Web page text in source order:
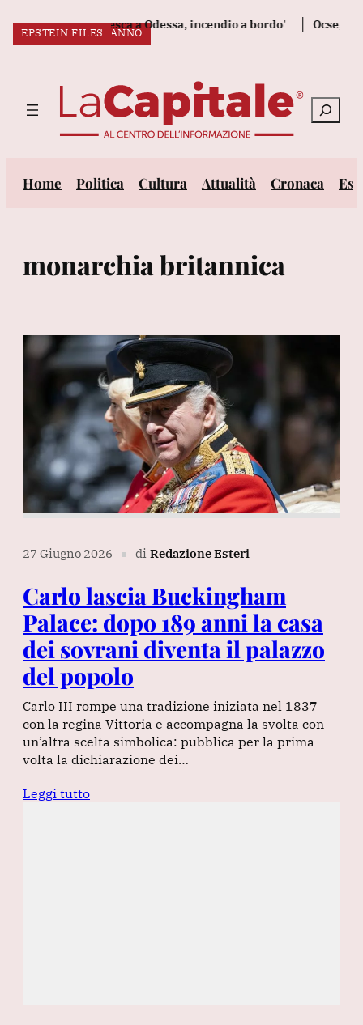
ULTIM’ORA:
cargo tedesca a Odessa, incendio a bordo' Ocse, la
Cerca
Home Politica Cultura Attualità Cronaca
monarchia britannica
CAMBIO CASA
27 Giugno 2026 ∎ di Redazione Esteri
Carlo lascia Buckingham
Palace: dopo 189 anni la casa
dei sovrani diventa il palazzo
del popolo
Carlo III rompe una tradizione iniziata nel 1837
con la regina Vittoria e accompagna la svolta con
un’altra scelta simbolica: pubblica per la prima
volta la dichiarazione dei…
Leggi tutto
DOPPIO COMPLEANNO
CASO EPSTEIN
CASO EPSTEIN
ERRORE CHOC
EPSTEIN FILES